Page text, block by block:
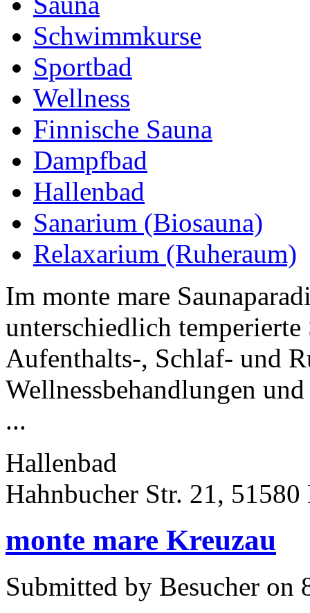
Schwimmkurse
Sportbad
Wellness
Finnische Sauna
Dampfbad
Hallenbad
Sanarium (Biosauna)
Relaxarium (Ruheraum)
Im monte mare
unterschiedlich temperierte
Aufenthalts-, Schlaf- und
Wellnessbehandlungen
...
Hallenbad
Hahnbucher Str. 21, 51580
monte mare Kreuzau
Submitted by Besucher on